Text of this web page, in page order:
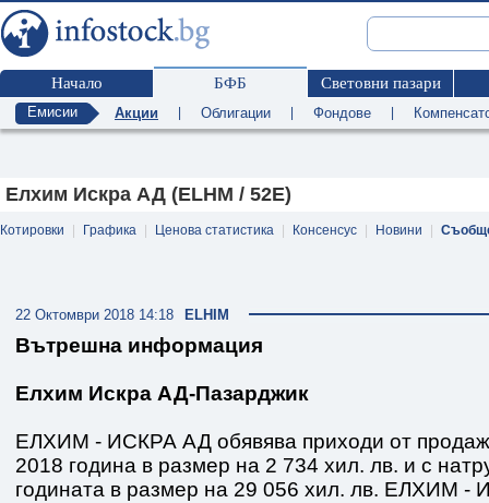
Начало БФБ Световни пазари
Емисии Акции Облигации Фондове
Елхим Искра АД (ELHM / 52E)
Котировки Графика Ценова статистика Консенсус Новини
ELHIM
22 Октомври 2018 14:18
Вътрешна информация
Елхим Искра АД-Пазарджик
ЕЛХИМ - ИСКРА АД обявява приходи от
2018 година в размер на 2 734 хил. лв. и с
годината в размер на 29 056 хил. лв. ЕЛХИМ -